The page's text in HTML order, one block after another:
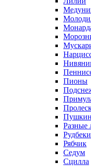
Пионы
Разные
Рябчик
Седум
Сцилла